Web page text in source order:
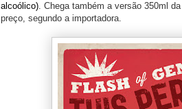
alcoólico). Chega também a versão 350ml da
preço, segundo a importadora.